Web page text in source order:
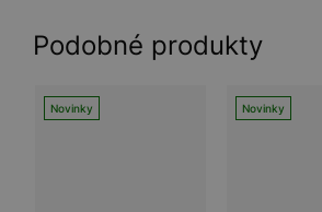
Podobné produkty
Novinky Novinky